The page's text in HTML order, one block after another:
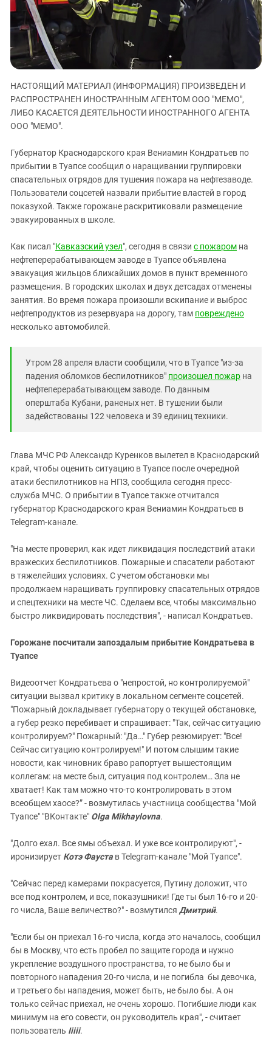
ЗАСТАВЛЯЕТ
КАВКАЗ ЗА ПАЛЕСТИНУ
ИНАКОМЫСЛИЕ В ЧЕЧНЕ
ПРЕСЛЕДОВАНИЕ АКТИВИСТОВ
МОБИЛИЗАЦИЯ И ПРОТЕСТЫ
Дагестан
Ингушетия
Кабардино-Балкария
Калмыкия
Карачаево-Черкесия
Краснодарский край
Нагорный Карабах
Ростовская область
Северная Осетия - Алания
СКФО
Ставропольский край
Южная Осетия
Южный Кавказ
НАСТОЯЩИЙ МАТЕРИАЛ (ИНФОРМАЦИЯ) ПРОИЗВЕДЕН И
РАСПРОСТРАНЕН ИНОСТРАННЫМ АГЕНТОМ ООО "МЕМО",
ЛИБО КАСАЕТСЯ ДЕЯТЕЛЬНОСТИ ИНОСТРАННОГО АГЕНТА
ООО "МЕМО".
Губернатор Краснодарского края Вениамин Кондратьев по
прибытии в Туапсе сообщил о наращивании группировки
спасательных отрядов для тушения пожара на нефтезаводе.
Пользователи соцсетей назвали прибытие властей в город
показухой. Также горожане раскритиковали размещение
эвакуированных в школе.
Как писал "Кавказский узел", сегодня в связи с пожаром на
нефтеперерабатывающем заводе в Туапсе объявлена
эвакуация жильцов ближайших домов в пункт временного
размещения. В городских школах и двух детсадах отменены
занятия. Во время пожара произошли вскипание и выброс
нефтепродуктов из резервуара на дорогу, там повреждено
несколько автомобилей.
Утром 28 апреля власти сообщили, что в Туапсе "из-за
падения обломков беспилотников" произошел пожар на
нефтеперерабатывающем заводе. По данным
оперштаба Кубани, раненых нет. В тушении были
задействованы 122 человека и 39 единиц техники.
Глава МЧС РФ Александр Куренков вылетел в Краснодарский
край, чтобы оценить ситуацию в Туапсе после очередной
атаки беспилотников на НПЗ, сообщила сегодня пресс-
служба МЧС. О прибытии в Туапсе также отчитался
губернатор Краснодарского края Вениамин Кондратьев в
Telegram-канале.
"На месте проверил, как идет ликвидация последствий атаки
вражеских беспилотников. Пожарные и спасатели работают
в тяжелейших условиях. С учетом обстановки мы
продолжаем наращивать группировку спасательных отрядов
и спецтехники на месте ЧС. Сделаем все, чтобы максимально
быстро ликвидировать последствия", - написал Кондратьев.
Горожане посчитали запоздалым прибытие Кондратьева в
Туапсе
Видеоотчет Кондратьева о "непростой, но контролируемой"
ситуации вызвал критику в локальном сегменте соцсетей.
"Пожарный докладывает губернатору о текущей обстановке,
а губер резко перебивает и спрашивает: "Так, сейчас ситуацию
контролируем?" Пожарный: "Да…" Губер резюмирует: "Все!
Сейчас ситуацию контролируем!" И потом слышим такие
новости, как чиновник браво рапортует вышестоящим
коллегам: на месте был, ситуация под контролем… Зла не
хватает! Как там можно что-то контролировать в этом
всеобщем хаосе?” - возмутилась участница сообщества "Мой
Туапсе" "ВКонтакте" Olga Mikhaylovna.
"Долго ехал. Все ямы объехал. И уже все контролируют", -
иронизирует Котэ Фауста в Telegram-канале "Мой Туапсе".
"Сейчас перед камерами покрасуется, Путину доложит, что
все под контролем, и все, показушники! Где ты был 16-го и 20-
го числа, Ваше величество?" - возмутился Дмитрий.
"Если бы он приехал 16-го числа, когда это началось, сообщил
бы в Москву, что есть пробел по защите города и нужно
укрепление воздушного пространства, то не было бы и
повторного нападения 20-го числа, и не погибла бы девочка,
и третьего бы нападения, может быть, не было бы. А он
только сейчас приехал, не очень хорошо. Погибшие люди как
минимум на его совести, он руководитель края", - считает
пользователь Iiiii.